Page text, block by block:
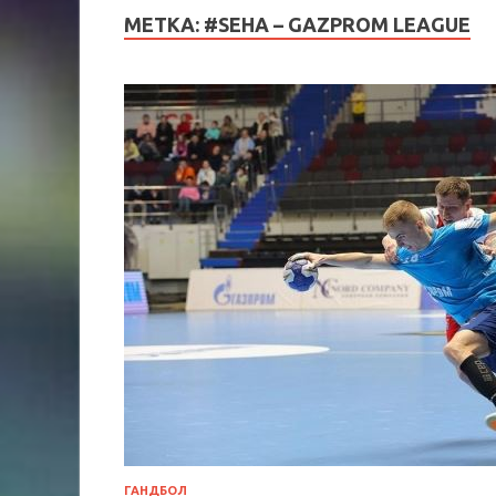
МЕТКА: #SEHA – GAZPROM LEAGUE
ГАНДБОЛ